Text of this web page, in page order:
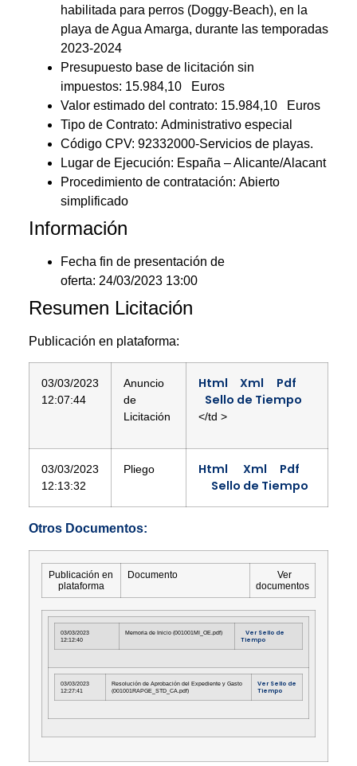
habilitada para perros (Doggy-Beach), en la
playa de Agua Amarga, durante las temporadas
2023-2024
Presupuesto base de licitación sin
impuestos: 15.984,10
Euros
Valor estimado del contrato: 15.984,10
Euros
Tipo de Contrato: Administrativo especial
Código CPV: 92332000-Servicios de playas.
Lugar de Ejecución: España – Alicante/Alacant
Procedimiento de contratación: Abierto
simplificado
Información
Fecha fin de presentación de
oferta: 24/03/2023 13:00
Resumen Licitación
Publicación en plataforma:
03/03/2023
12:07:44
Anuncio
de
Licitación
Html Xml
Pdf
Sello de Tiempo
</td >
03/03/2023
12:13:32
Pliego Html Xml
Pdf
Sello de Tiempo
Otros Documentos:
Publicación en
plataforma
Documento
Ver
documentos
03/03/2023
12:12:40
Memoria de Inicio (001001MI_OE.pdf) VerSello de
Tiempo
03/03/2023
12:27:41
Resolución de Aprobación del Expediente y Gasto
(001001RAPGE_STD_CA.pdf)
VerSello de
Tiempo